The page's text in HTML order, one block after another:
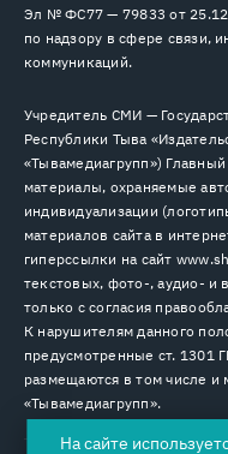
Эл № ФС77 — 79833 от
по надзору в сфере связи,
коммуникаций.
Учредитель СМИ —
Республики Тыва
«Тывамедиагрупп»)
материалы, охраняемые
индивидуализации
материалов сайта в
гиперссылки на сайт
текстовых, фото-, аудио- и
только с согласия
К нарушителям данного
предусмотренные ст. 1301
размещаются в том числе
«Тывамедиагрупп».
На сайте